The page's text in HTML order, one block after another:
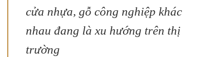
cửa nhựa, gỗ công nghiệp khác
nhau đang là xu hướng trên thị
trường